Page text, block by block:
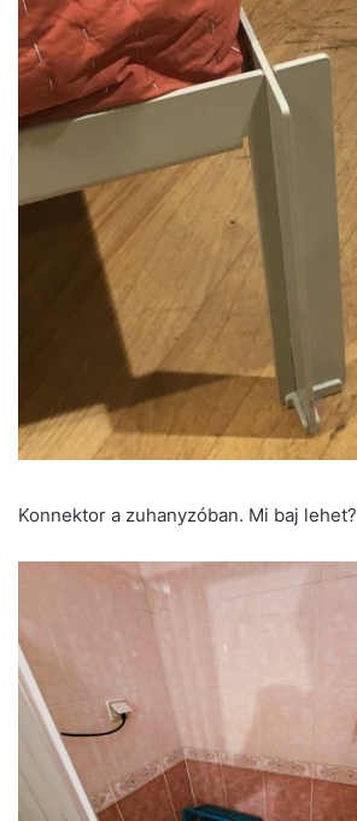
Konnektor a zuhanyzóban. Mi baj lehet?